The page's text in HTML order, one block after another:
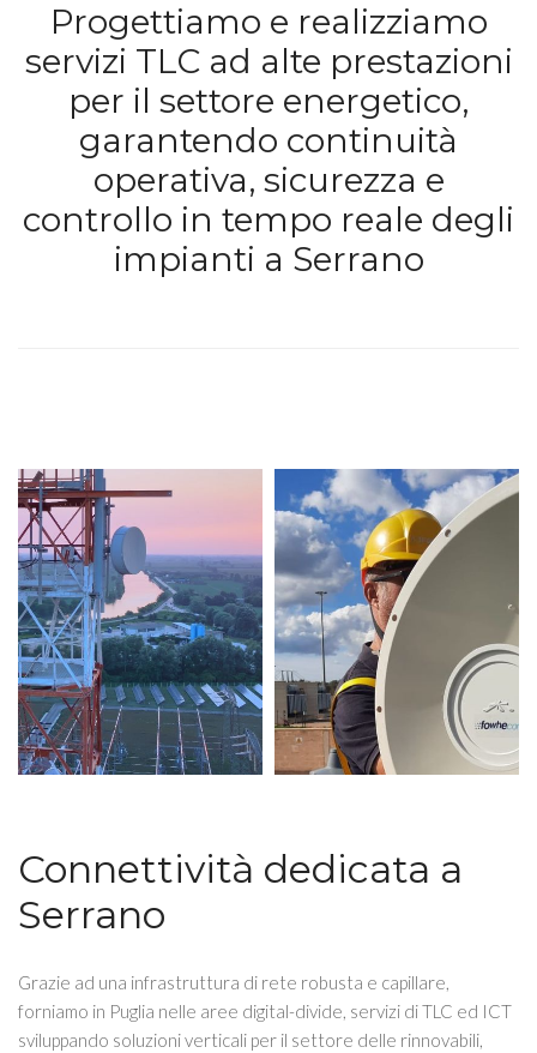
Progettiamo e realizziamo
servizi TLC ad alte prestazioni
per il settore energetico,
garantendo continuità
operativa, sicurezza e
controllo in tempo reale degli
impianti a Serrano
Connettività dedicata a
Serrano
Grazie ad una infrastruttura di rete robusta e capillare,
forniamo in Puglia nelle aree digital-divide, servizi di TLC ed ICT
sviluppando soluzioni verticali per il settore delle rinnovabili,